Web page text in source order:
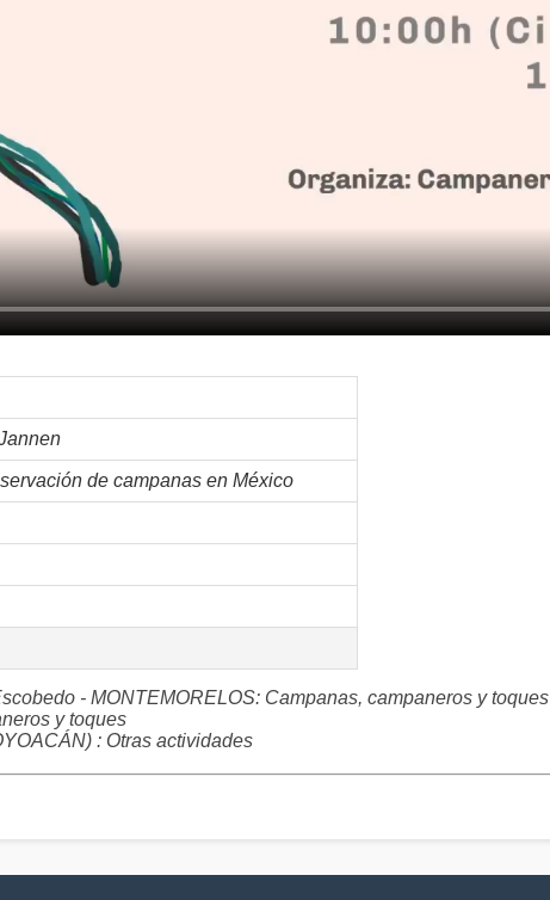
de campanas en México
- MONTEMORELOS: Campanas, campaneros y toques
y toques
: Otras actividades